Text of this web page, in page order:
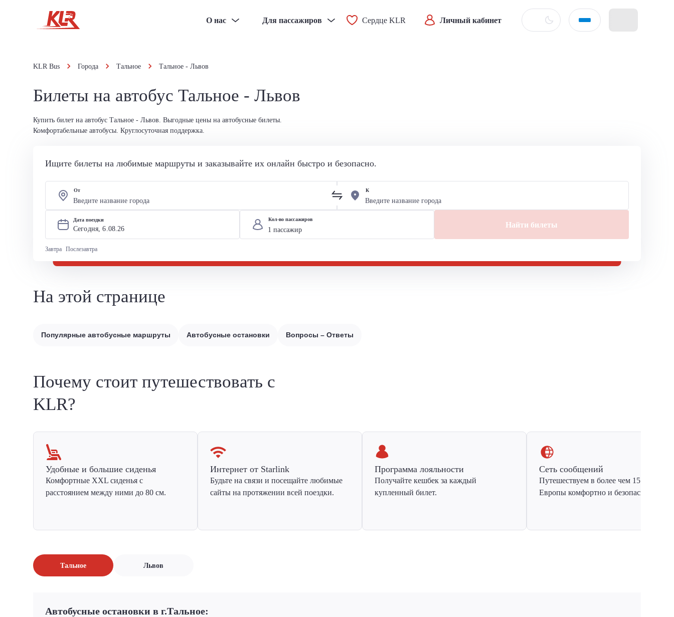
О нас Для пассажиров Сердце KLR Личный кабинет
KLR Bus Города Тальное Тальное - Львов
Билеты на автобус Тальное - Львов
Купить билет на автобус Тальное - Львов. Выгодные цены на автобусные билеты.
Комфортабельные автобусы. Круглосуточная поддержка.
Ищите билеты на любимые маршруты и заказывайте их онлайн быстро и безопасно.
От К
Дата поездки
Сегодня, 6.08.26
Завтра Послезавтра
Кол-во пассажиров
Найти билеты
На этой странице
Популярные автобусные маршруты Автобусные остановки Вопросы – Ответы
Почему стоит путешествовать с
KLR?
Удобные и большие сиденья
Комфортные XXL сиденья с
расстоянием между ними до 80 см.
Интернет от Starlink
Будьте на связи и посещайте любимые
сайты на протяжении всей поездки.
Программа лояльности
Получайте кешбек за каждый
купленный билет.
Сеть сообщений
Путешествуем в более чем 15 стран
Европы комфортно и безопасно.
Тальное Львов
Автобусные остановки в г.Тальное: